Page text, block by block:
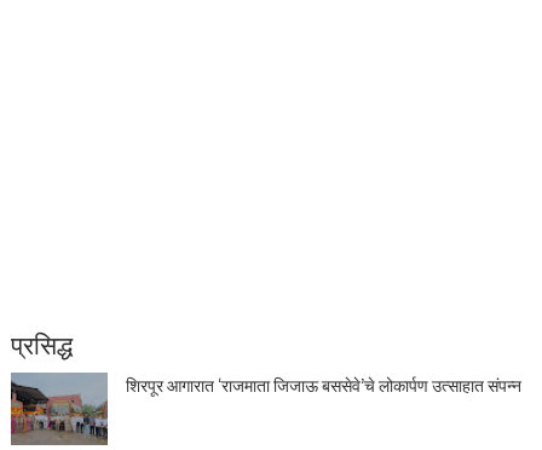
प्रसिद्ध
शिरपूर आगारात ‘राजमाता जिजाऊ बससेवे’चे लोकार्पण उत्साहात संपन्न